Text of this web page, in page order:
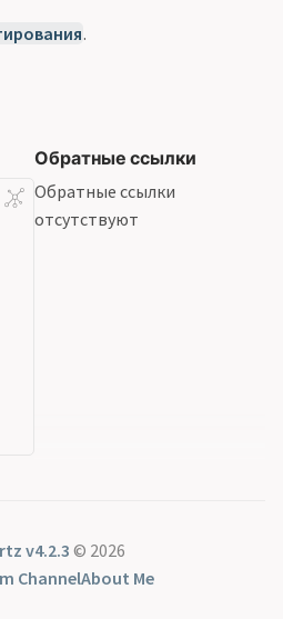
.
Обратные ссылки
Обратные ссылки
отсутствуют
v4.2.3© 2026
ChannelAbout Me